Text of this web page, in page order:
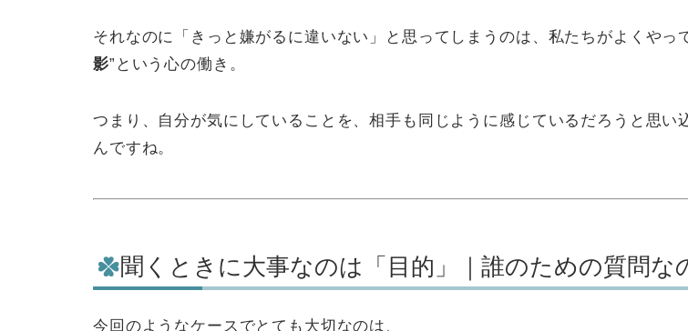
それなのに「きっと嫌がるに違いない」と思ってしまうのは、私たちがよくやっ
影”という心の働き。
つまり、自分が気にしていることを、相手も同じように感じているだろうと思い
んですね。
聞くときに大事なのは「目的」｜誰のための質問な
今回のようなケースでとても大切なのは、